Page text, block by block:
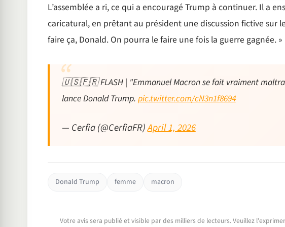
L’assemblée a ri, ce qui a encouragé Trump à continuer. Il a
caricatural, en prêtant au président une discussion fictive sur
faire ça, Donald. On pourra le faire une fois la guerre gagnée. »
🇺🇸🇫🇷 FLASH | "Emmanuel Macron se fait vraiment
lance Donald Trump. pic.twitter.com/cN3n1f8694
— Cerfia (@CerfiaFR)April 1, 2026
Donald Trump femme macron
Votre avis sera publié et visible par des milliers de lecteurs. Veuillez